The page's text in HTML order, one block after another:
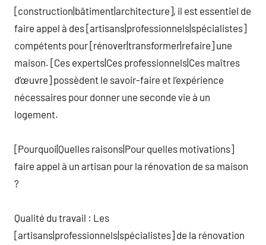
[construction|bâtiment|architecture], il est essentiel de
faire appel à des [artisans|professionnels|spécialistes]
compétents pour [rénover|transformer|refaire] une
maison. [Ces experts|Ces professionnels|Ces maîtres
d’œuvre] possèdent le savoir-faire et l’expérience
nécessaires pour donner une seconde vie à un
logement.
[Pourquoi|Quelles raisons|Pour quelles motivations]
faire appel à un artisan pour la rénovation de sa maison
?
Qualité du travail : Les
[artisans|professionnels|spécialistes] de la rénovation